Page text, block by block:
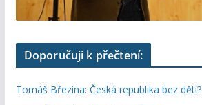
Doporučuji k přečtení:
Tomáš Březina: Česká republika bez dětí?